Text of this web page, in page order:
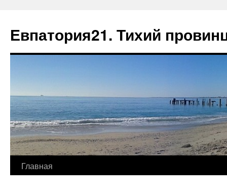
Евпатория21. Тихий
Главная